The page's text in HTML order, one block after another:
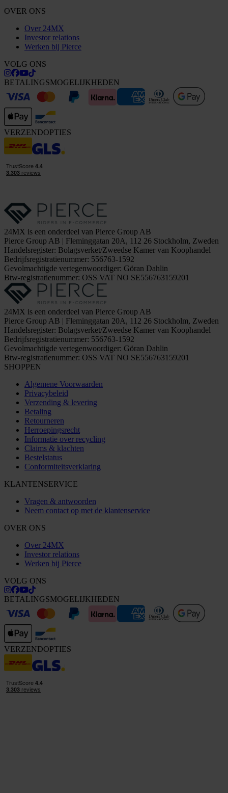
OVER ONS
Over 24MX
Investor relations
Werken bij Pierce
VOLG ONS
BETALINGSMOGELIJKHEDEN
VERZENDOPTIES
24MX is een onderdeel van Pierce Group AB
Pierce Group AB | Fleminggatan 20A, 112 26 Stockholm, Zweden
Handelsregister: Bolagsverket/Zweedse Kamer van Koophandel
Bedrijfsregistratienummer: 556763-1592
Gevolmachtigde vertegenwoordiger: Göran Dahlin
Btw-registratienummer: OSS VAT NO SE556763159201
24MX is een onderdeel van Pierce Group AB
Pierce Group AB | Fleminggatan 20A, 112 26 Stockholm, Zweden
Handelsregister: Bolagsverket/Zweedse Kamer van Koophandel
Bedrijfsregistratienummer: 556763-1592
Gevolmachtigde vertegenwoordiger: Göran Dahlin
Btw-registratienummer: OSS VAT NO SE556763159201
SHOPPEN
Algemene Voorwaarden
Privacybeleid
Verzending & levering
Betaling
Retourneren
Herroepingsrecht
Informatie over recycling
Claims & klachten
Bestelstatus
Conformiteitsverklaring
KLANTENSERVICE
Vragen & antwoorden
Neem contact op met de klantenservice
OVER ONS
Over 24MX
Investor relations
Werken bij Pierce
VOLG ONS
BETALINGSMOGELIJKHEDEN
VERZENDOPTIES